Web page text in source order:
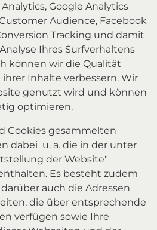
Google Analytics
Audience, Facebook
Tracking und damit
Ihres Surfverhaltens
können wir die Qualität
Inhalte verbessern. Wir
genutzt wird und können
optimieren.
Cookies gesammelten
dabei u. a. die in der unter
der Website"
Es besteht zudem
auch die Adressen
die über entsprechende
verfügen sowie Ihre